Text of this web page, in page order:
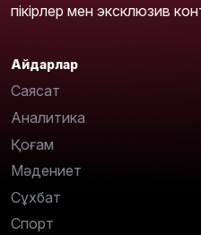
пікірлер мен эксклюзив
Айдарлар
Саясат
Аналитика
Қоғам
Мәдениет
Сұхбат
Спорт